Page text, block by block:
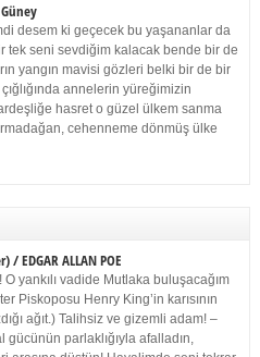
desem ki geçecek bu yaşananlar da
tek seni sevdiğim kalacak bende bir de
yangın mavisi gözleri belki bir de bir
annelerin yüreğimizin
hasret o güzel ülkem sanma
cehenneme dönmüş ülke
/ EDGAR ALLAN POE
yankılı vadide Mutlaka buluşacağım
Piskoposu Henry King’in karısının
ağıt.) Talihsiz ve gizemli adam! –
gücünün parlaklığıyla afalladın,